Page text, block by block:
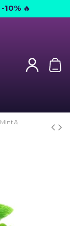
-10% 🔥
Mint &